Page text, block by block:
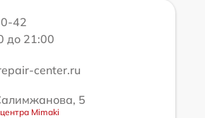
42
до 21:00
center.ru
5
Mimaki